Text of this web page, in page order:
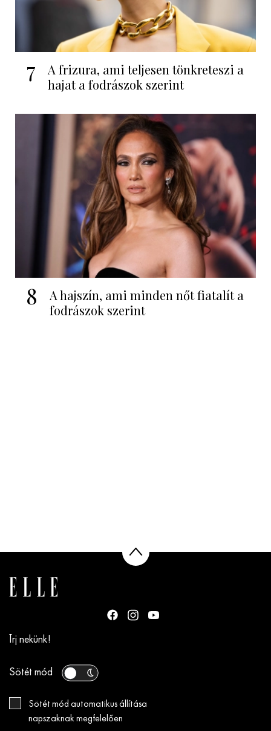
7
A frizura, ami teljesen tönkreteszi a
hajat a fodrászok szerint
8
A hajszín, ami minden nőt fiatalít a
fodrászok szerint
Írj nekünk!
Sötét mód
Sötét mód automatikus állítása
napszaknak megfelelően